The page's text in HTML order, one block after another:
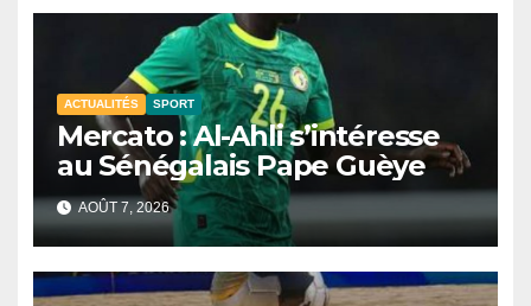
ACTUALITÉS SPORT
Mercato : Al-Ahli s’intéresse
au Sénégalais Pape Guèye
AOÛT 7, 2026